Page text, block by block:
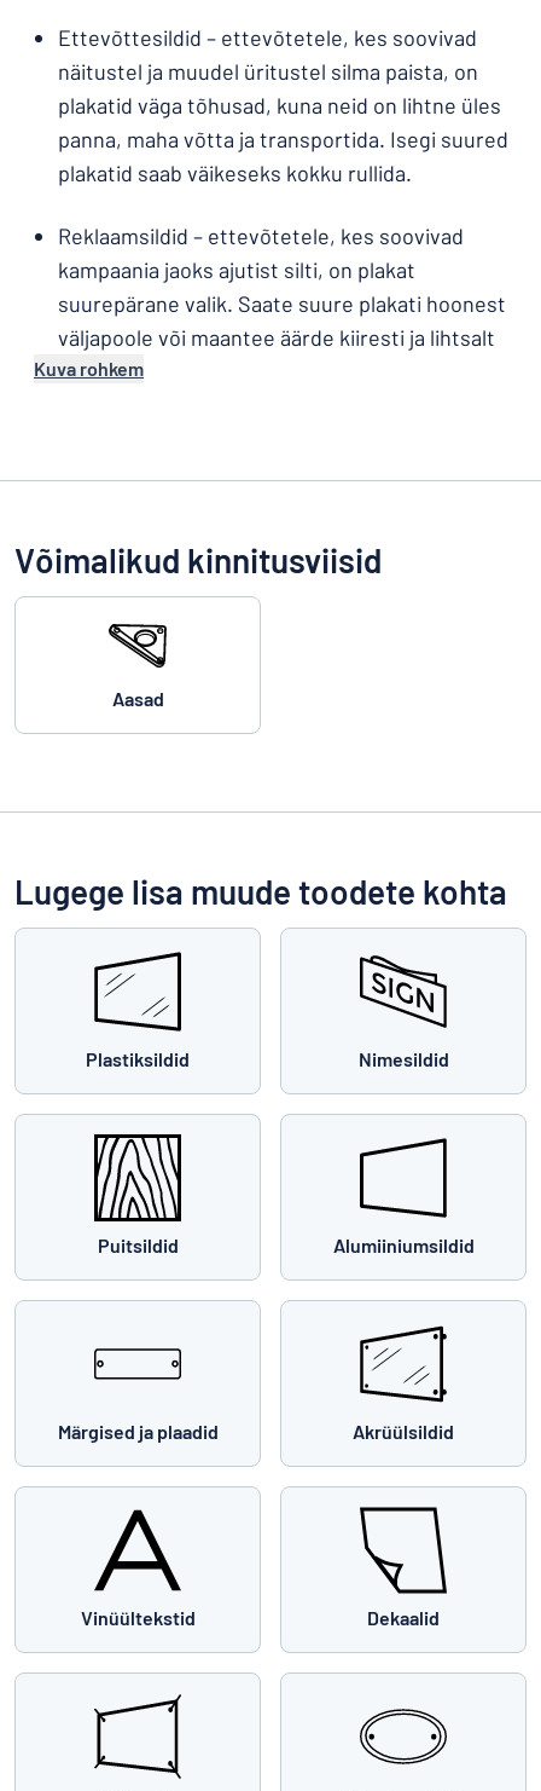
Ettevõttesildid – ettevõtetele, kes soovivad
näitustel ja muudel üritustel silma paista, on
plakatid väga tõhusad, kuna neid on lihtne üles
panna, maha võtta ja transportida. Isegi suured
plakatid saab väikeseks kokku rullida.
Reklaamsildid – ettevõtetele, kes soovivad
kampaania jaoks ajutist silti, on plakat
suurepärane valik. Saate suure plakati hoonest
väljapoole või maantee äärde kiiresti ja lihtsalt
üles seada ning selle jälle maha võtta, kuni
Kuva rohkem
Võimalikud kinnitusviisid
Aasad
Lugege lisa muude toodete kohta
Plastiksildid Nimesildid
Puitsildid Alumiiniumsildid
Märgised ja plaadid Akrüülsildid
Vinüültekstid Dekaalid